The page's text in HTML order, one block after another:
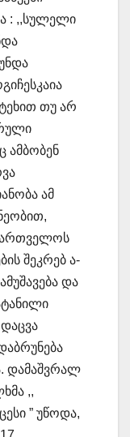
: ,,სულელი
ტეხით თუ არ
ამბობენ
ამ
შეკრებ ა-
და
დამაშვრალ
,,
” უწოდა,